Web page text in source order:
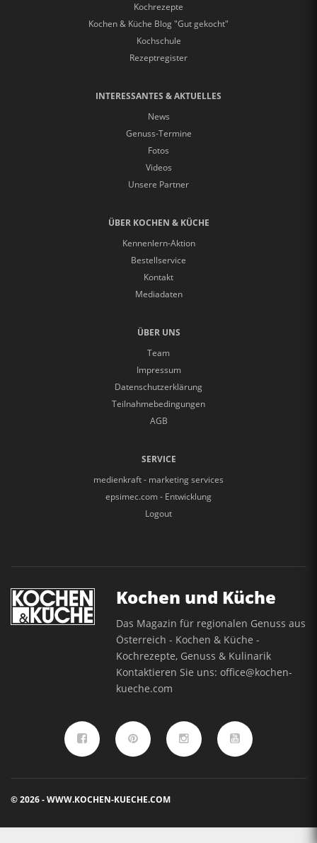
Kochrezepte
Kochen & Küche Blog "Gut gekocht"
Kochschule
Rezeptregister
INTERESSANTES & AKTUELLES
News
Genuss-Termine
Fotos
Videos
Unsere Partner
ÜBER KOCHEN & KÜCHE
Kennenlern-Aktion
Bestellservice
Kontakt
Mediadaten
ÜBER UNS
Team
Impressum
Datenschutzerklärung
Teilnahmebedingungen
AGB
SERVICE
medienkraft - marketing services
epsimec.com - Entwicklung
Logout
Kochen und Küche
Das Magazin für regionalen Genuss aus
Österreich - Kochen & Küche -
Kochrezepte, Genuss & Kulinarik
Kontaktieren Sie uns:office@kochen-
kueche.com
© 2026 - WWW.KOCHEN-KUECHE.COM